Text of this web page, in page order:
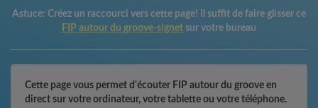
Astuce: Créez un raccourci vers cette page! Il suffit de faire glisser ce
FIP autour du groove-signet sur votre bureau
Cette page vous permet d'écouter FIP autour du groove en
direct sur votre ordinateur, votre tablette ou votre téléphone.